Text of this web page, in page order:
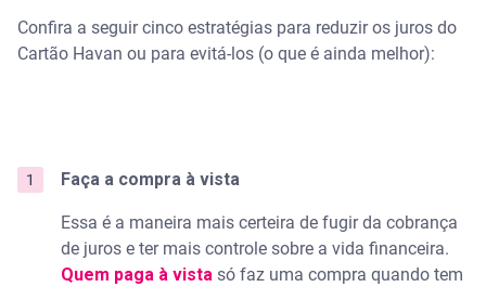
Confira a seguir cinco estratégias para reduzir os juros do
Cartão Havan ou para evitá-los (o que é ainda melhor):
Faça a compra à vista
Essa é a maneira mais certeira de fugir da cobrança
de juros e ter mais controle sobre a vida financeira.
Quem paga à vista só faz uma compra quando tem